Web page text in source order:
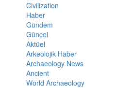
Civilization
Haber
Gündem
Güncel
Aktüel
Arkeolojik Haber
Archaeology News
Ancient
World Archaeology